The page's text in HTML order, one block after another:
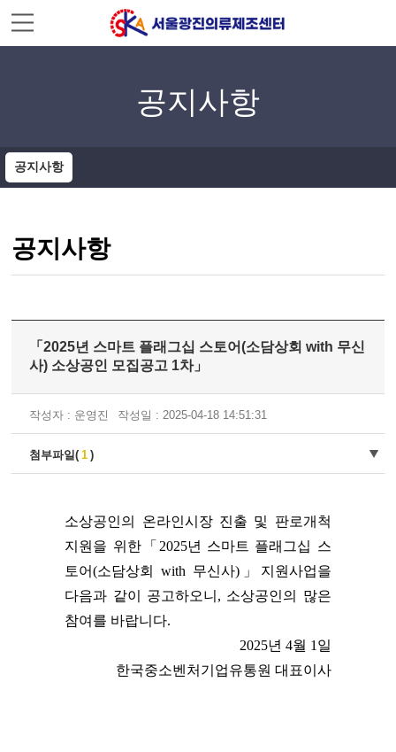
공지사항
공지사항
공지사항
「2025년 스마트 플래그십 스토어(소담상회 with 무신
사) 소상공인 모집공고 1차」
작성자 : 운영진 작성일 : 2025-04-18 14:51:31
첨부파일( 1 )
소상공인의 온라인시장 진출 및 판로개척
지원을 위한「2025년 스마트 플래그십 스
토어(소담상회 with 무신사)」지원사업을
다음과 같이 공고하오니, 소상공인의 많은
참여를 바랍니다.
2025년 4월 1일
한국중소벤처기업유통원 대표이사